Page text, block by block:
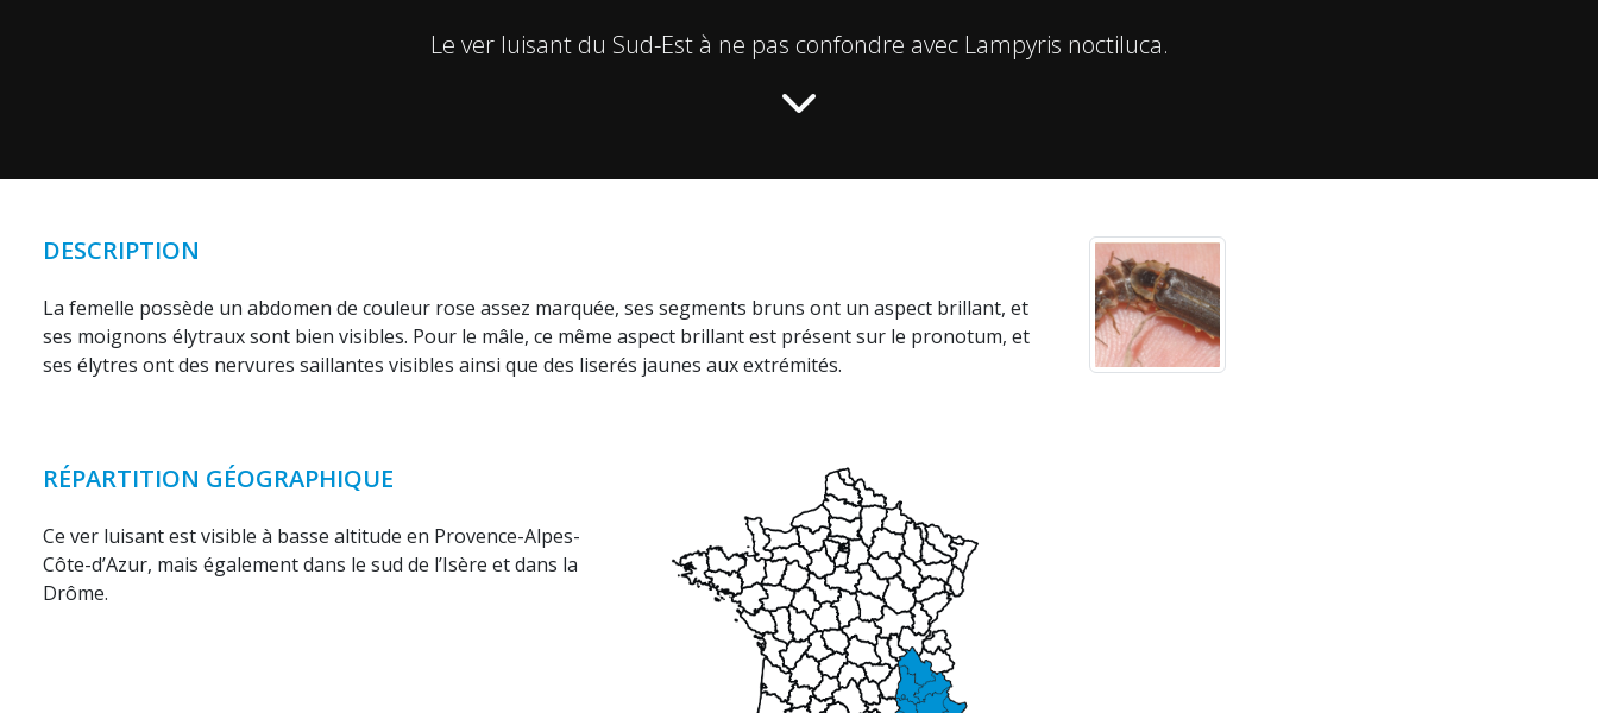
Le ver luisant du Sud-Est à ne pas confondre avec Lampyris noctiluca.
DESCRIPTION
La femelle possède un abdomen de couleur rose assez marquée, ses segments bruns ont un aspect brillant, et
ses moignons élytraux sont bien visibles. Pour le mâle, ce même aspect brillant est présent sur le pronotum, et
ses élytres ont des nervures saillantes visibles ainsi que des liserés jaunes aux extrémités.
RÉPARTITION GÉOGRAPHIQUE
Ce ver luisant est visible à basse altitude en Provence-Alpes-
Côte-d’Azur, mais également dans le sud de l’Isère et dans la
Drôme.